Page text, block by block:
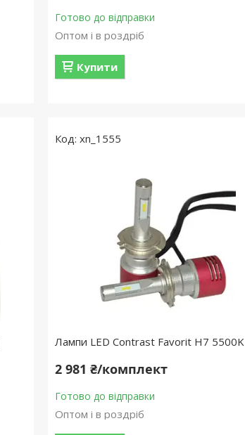
Готово до відправки
Оптом і в роздріб
Купити
xn_1555
Лампи LED Contrast Favorit H7 5500K
2 981 ₴/комплект
Готово до відправки
Оптом і в роздріб